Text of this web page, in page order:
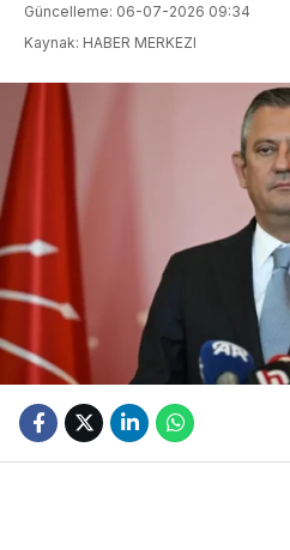
Güncelleme: 06-07-2026 09:34
Kaynak: HABER MERKEZI